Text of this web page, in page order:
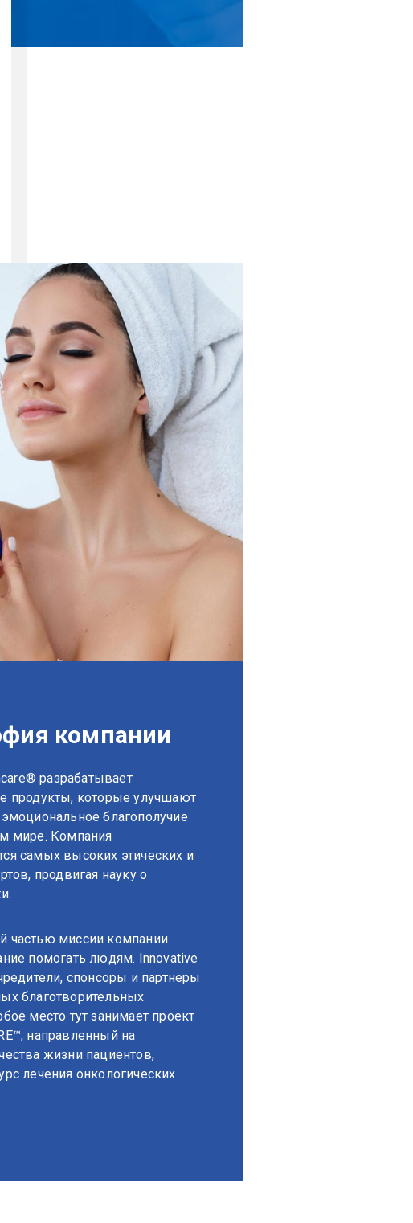
компании
разрабатывает
продукты, которые улучшают
благополучие
мире. Компания
самых высоких этических и
продвигая науку о
частью миссии компании
помогать людям. Innovative
спонсоры и партнеры
благотворительных
место тут занимает проект
направленный на
жизни пациентов,
лечения онкологических